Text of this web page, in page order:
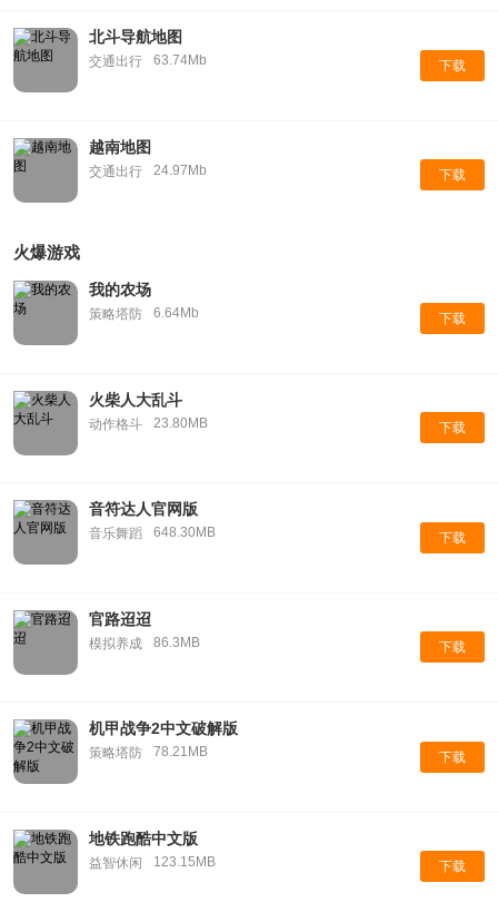
北斗导航地图
交通出行 63.74Mb 下载
越南地图
交通出行 24.97Mb 下载
火爆游戏
我的农场
策略塔防 6.64Mb 下载
火柴人大乱斗
动作格斗 23.80MB 下载
音符达人官网版
音乐舞蹈 648.30MB 下载
官路迢迢
模拟养成 86.3MB 下载
机甲战争2中文破解版
策略塔防 78.21MB 下载
地铁跑酷中文版
益智休闲 123.15MB 下载